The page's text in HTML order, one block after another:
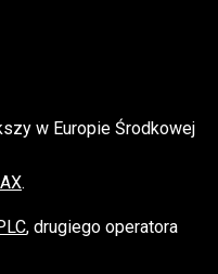
w Europie Środkowej
.
, drugiego operatora